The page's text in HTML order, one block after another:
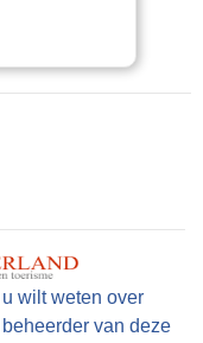
wilt weten over
van deze